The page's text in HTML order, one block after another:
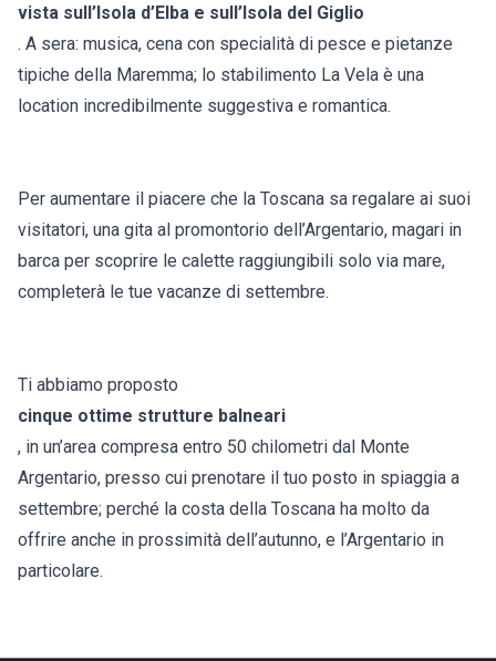
vista sull’Isola d’Elba e sull’Isola del Giglio
. A sera: musica, cena con specialità di pesce e pietanze
tipiche della Maremma; lo stabilimento La Vela è una
location incredibilmente suggestiva e romantica.
Per aumentare il piacere che la Toscana sa regalare ai suoi
visitatori, una gita al promontorio dell’Argentario, magari in
barca per scoprire le calette raggiungibili solo via mare,
completerà le tue vacanze di settembre.
Ti abbiamo proposto
cinque ottime strutture balneari
, in un’area compresa entro 50 chilometri dal Monte
Argentario, presso cui prenotare il tuo posto in spiaggia a
settembre; perché la costa della Toscana ha molto da
offrire anche in prossimità dell’autunno, e l’Argentario in
particolare.